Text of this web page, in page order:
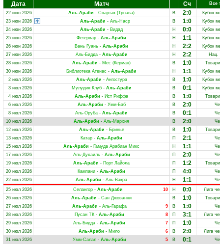
Дата
Матч Сч
Все
22 июн 2026
Аль-Араби - Спартак (Трнава) В 2:0
Кубок
23 июн 2026
Аль-Араби - Аль-Наср В 1:0
Кубок
24 июн 2026
Аль-Араби - Видад Н 0:0
Кубок
25 июн 2026
Фегервар - Аль-Араби Н 1:1
Кубок
26 июн 2026
Вань Гуань - Аль-Араби Н 2:2
Кубок
27 июн 2026
Аль-Бидда- Аль-Араби Н 2:2
Нац.
28 июн 2026
Аль-Араби - Мес (Керман) В 1:0
30 июн 2026
Библиотека Атенас - Аль-Араби Н 1:1
Кубок
2 июл 2026
Аль-Араби - Ангостура В 1:0
Кубок
3 июл 2026
Мулудия Клуб- Аль-Араби В 0:1
Кубок
4 июл 2026
Аль-Араби - Ист Риффа В 1:0
6 июл 2026
Аль-Араби - Умм-Баб В 2:0
8 июл 2026
Аль-Оруба - Аль-Араби В 0:1
10 июл 2026
Аль-Араби - Аль-Мархия В 2:0
12 июл 2026
Аль-Араби - Бринье В 1:0
13 июл 2026
Катар - Аль-Араби П 2:1
15 июл 2026
Аль-Араби - Гамуда Арабиан Микс Н 1:1
17 июл 2026
Аль-Духаиль- Аль-Араби П 2:0
19 июл 2026
Аль-Араби - Порт Лайола П 1:2
20 июл 2026
Кампани - Аль-Араби П 4:0
22 июл 2026
Аль-Араби - Аль-Вакра Н 1:1
25 июл 2026
10
Селангор - Аль-Араби Н 0:0
Лига
26 июл 2026
Аль-Араби - Сан Джованни В 1:0
27 июл 2026
9
Аль-Араби - Аль-Гарафа В 1:0
28 июл 2026
8
Пусан ТК- Аль-Араби П 3:1
Лига
29 июл 2026
7
Аль-Бидда - Аль-Араби П 1:0
30 июл 2026
6
Аль-Араби - Мило В 2:0
Лига
31 июл 2026
5
Умм-Салал- Аль-Араби В 0:1